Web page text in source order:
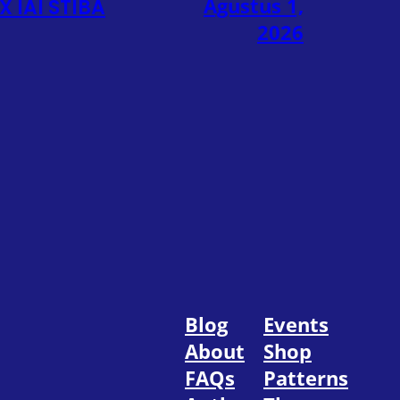
STIBA
Agustus 1,
2026
Blog
About
FAQs
Events
Shop
Patterns